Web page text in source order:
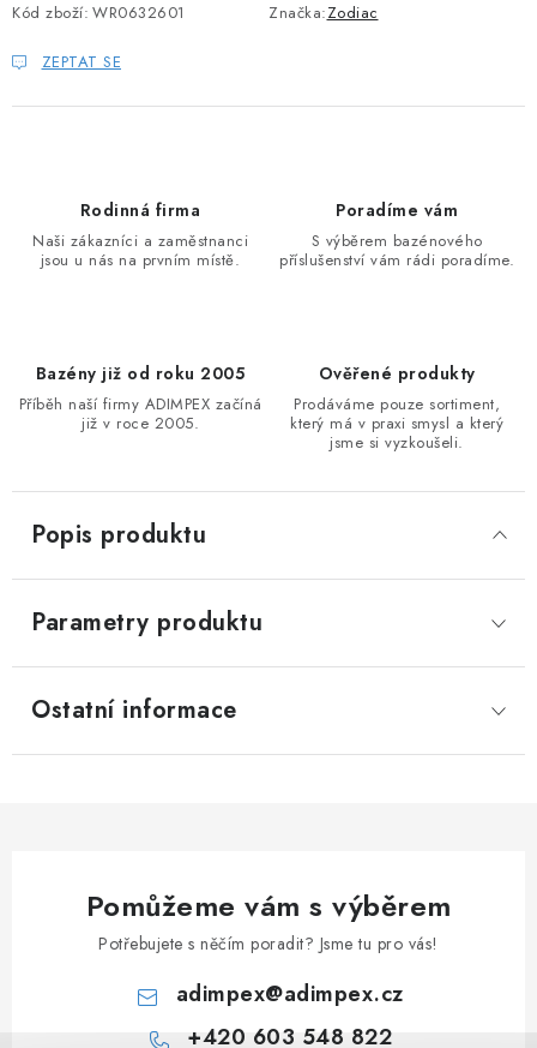
Kód zboží: WR0632601 Značka:Zodiac
ZEPTAT SE
Rodinná firma
Naši zákazníci a zaměstnanci
jsou u nás na prvním místě.
Poradíme vám
S výběrem bazénového
příslušenství vám rádi poradíme.
Bazény již od roku 2005
Příběh naší firmy ADIMPEX začíná
již v roce 2005.
Ověřené produkty
Prodáváme pouze sortiment,
který má v praxi smysl a který
jsme si vyzkoušeli.
Popis produktu
Parametry produktu
Ostatní informace
Pomůžeme vám s výběrem
Potřebujete s něčím poradit? Jsme tu pro vás!
adimpex@adimpex.cz
+420 603 548 822